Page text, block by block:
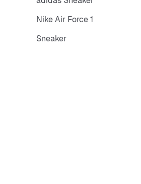
Nike Air Force 1
Sneaker